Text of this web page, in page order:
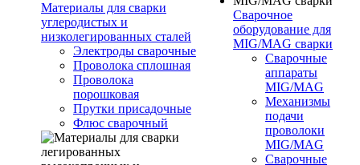
Материалы для сварки
углеродистых и
низколегированных сталей
Электроды сварочные
Проволока сплошная
Проволока
порошковая
Прутки присадочные
Флюс сварочный
Сварочное
оборудование для
MIG/MAG сварки
Сварочные
аппараты
MIG/MAG
Механизмы
подачи
проволоки
MIG/MAG
Сварочные